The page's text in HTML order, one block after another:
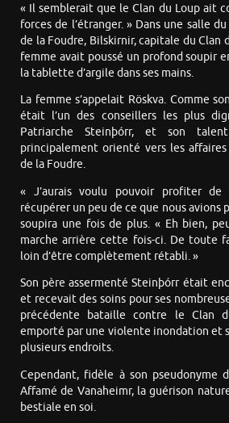
« Il semblerait que le Clan du Loup ait
forces de l’étranger. » Dans une salle
de la Foudre, Bilskirnir, capitale du Clan
femme avait poussé un profond soupir
la tablette d’argile dans ses mains.
La femme s’appelait Röskva. Comme
était l’un des conseillers les plus
Patriarche Steinþórr, et son
principalement orienté vers les
de la Foudre.
« J’aurais voulu pouvoir profiter
récupérer un peu de ce que nous avions
soupira une fois de plus. « Eh bien,
marche arrière cette fois-ci. De toute
loin d’être complètement rétabli. »
Son père assermenté Steinþórr était
et recevait des soins pour ses
précédente bataille contre le Clan
emporté par une violente inondation et
plusieurs endroits.
Cependant, fidèle à son pseudonyme
Affamé de Vanaheimr, la guérison
bestiale en soi.